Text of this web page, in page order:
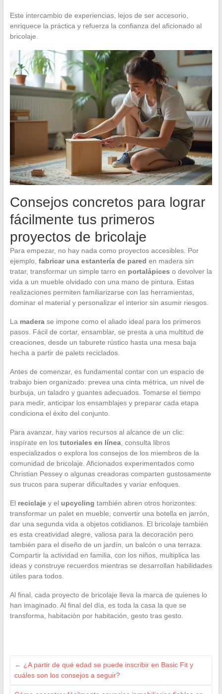
Este intercambio de experiencias, lejos de ser accesorio,
enriquece la práctica y refuerza la confianza del aficionado al
bricolaje.
Consejos concretos para lograr
fácilmente tus primeros
proyectos de bricolaje
Para empezar, no hay nada como proyectos accesibles. Por
ejemplo, fabricar una estantería de pared en madera sin
tratar, transformar un simple tarro en portalápices o devolver la
vida a un mueble olvidado con una mano de pintura. Estas
realizaciones permiten familiarizarse con las herramientas,
dominar el material y personalizar el interior sin asumir riesgos.
La maderase impone como el aliado ideal para los primeros
pasos. Fácil de cortar, ensamblar, se presta a una multitud de
creaciones, desde un taburete rústico hasta una mesa baja
hecha a partir de palets reciclados.
Antes de comenzar, es fundamental contar con un espacio de
trabajo bien organizado: prevea una cinta métrica, un nivel de
burbuja, un taladro y guantes adecuados. Tomarse el tiempo
para medir, anticipar los ensamblajes y preparar cada etapa
condiciona el éxito del conjunto.
Para avanzar, hay varios recursos al alcance de un clic:
inspírate en los tutoriales en línea, consulta libros
especializados o explora los consejos de los miembros de la
comunidad de bricolaje. Aficionados experimentados como
Christian Pessey o algunas creadoras comparten gustosamente
sus trucos para superar dificultades y variar enfoques.
El reciclajey el upcycling también abren otros horizontes:
transformar un palet en mueble, convertir una botella en jarrón,
dar una segunda vida a objetos cotidianos. El bricolaje también
es esta creatividad alegre, valiosa para la decoración pero
también para el diseño de un jardín, un balcón o una terraza.
Compartir la actividad en familia, con los niños, multiplica las
ideas y construye recuerdos mientras se desarrollan habilidades
útiles para todos.
Al final, cada proyecto de bricolaje lleva la marca de quienes lo
han imaginado. Al final del día, es toda la casa la que se
transforma, habitación por habitación, gesto tras gesto.
← ¿A partir de qué edad se puede inscribir en Basic Fit y
cuáles son los consejos a seguir?